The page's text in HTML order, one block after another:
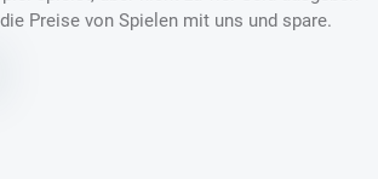
Preise von Spielen mit uns und spare.